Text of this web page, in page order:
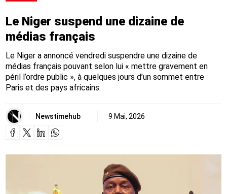
Le Niger suspend une dizaine de
médias français
Le Niger a annoncé vendredi suspendre une dizaine de
médias français pouvant selon lui « mettre gravement en
péril l’ordre public », à quelques jours d’un sommet entre
Paris et des pays africains.
Newstimehub 9 Mai, 2026